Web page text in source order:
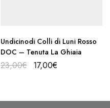
Undicinodi Colli di Luni Rosso
DOC – Tenuta La Ghiaia
23,00€ 17,00€